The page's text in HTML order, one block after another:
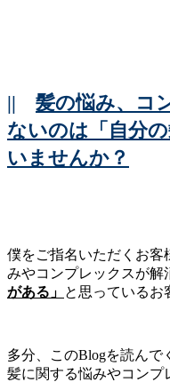
|| 髪の悩み、コ
ないのは「自分
いませんか？
僕をご指名いただくお客
みやコンプレックスが解
がある」 と思っているお
多分、このBlogを読んで
髪に関する悩みやコンプ